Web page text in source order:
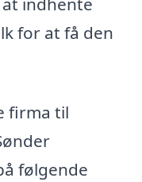
for at få den
firma til
følgende